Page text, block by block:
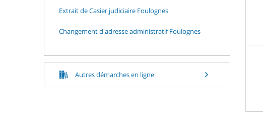
Extrait de Casier judiciaire Foulognes
Changement d'adresse administratif Foulognes
Autres démarches en ligne